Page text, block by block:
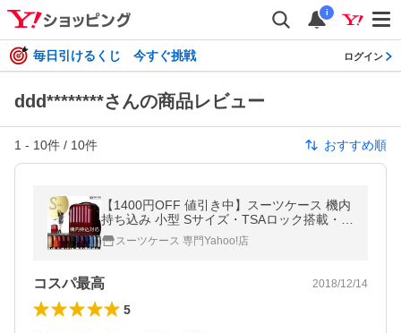
i
毎日引けるくじ 今すぐ挑戦 ログイン
ddd********さんの商品レビュー
1 - 10件 / 10件 おすすめ順
【1400円OFF 値引き中】スーツケース 機内
持ち込み 小型 Sサイズ・TSAロック搭載・
旅行かばん・キャリーバッグ・ アウトレッ
ト 6202 送料無料
スーツケース 専門Yahoo!店
コスパ最高 2018/12/14
5